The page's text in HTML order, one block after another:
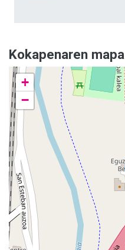
Kokapenaren mapa
+
−